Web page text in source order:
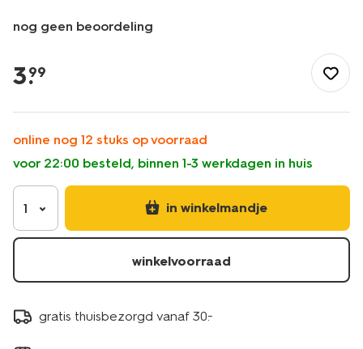
nog geen beoordeling
cadeau/cadeaus/tegel-
10x10cm-
bloem-
sugar-
roze-
61100288.html
3.
99
online nog 12 stuks op voorraad
voor 22:00 besteld, binnen 1-3 werkdagen in huis
1 in winkelmandje
winkelvoorraad
gratis thuisbezorgd vanaf 30.-